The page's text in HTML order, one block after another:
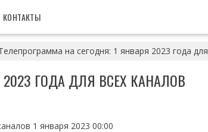
КОНТАКТЫ
на сегодня: 1 января 2023 года
ГОДА ДЛЯ ВСЕХ КАНАЛОВ
1 января 2023 00:00